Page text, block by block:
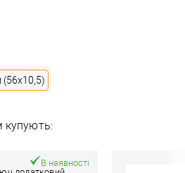
(56x10,5)
купують:
В наявності